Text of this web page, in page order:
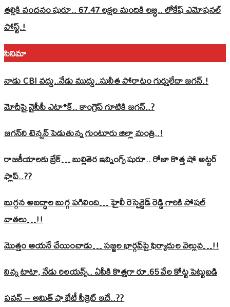
తల్లికి వందనం షురూ.. 67.47 లక్షల మందికి లబ్ధి.. లోకేష్‌ ఎమోషనల్
పోస్ట్‌.!
సినిమా
నాడు CBI వద్దు..నేడు ముద్దు..సునీత పోరాటం గుర్తులేదా జగన్.!
మోదీపై వైసీపీ ఎటా*క్.. కాంగ్రెస్ గూటికి జగన్..?
జగన్‌ని టెన్షన్‌ పెడుతున్న గుంటూరు జిల్లా మంత్రి..!
రాజకీయాలకు బ్రేక్… బుల్లితెర ఇన్నింగ్స్ షురూ.. రోజా కొత్త షో అట్టర్
ఫ్లాప్..??
బుగ్గన అబద్ధాల బుగ్గ పగిలింది… హైలీ రెస్పెక్టెడ్‌ రెడ్డి గారికి సోషల్‌
వాతలు…!!
మొత్తం ఆయనే చేయించాడు… సజ్జల భార్గవ్‌పై ఫిర్యాదుల వెల్లువ…!!
నిన్న టాటా, నేడు రిలయన్స్.. ఏపీకి కొత్తగా రూ.65 వేల కోట్ట పెట్టుబడి
పవన్‌ – అమిత్‌ షా భేటీ సీక్రెట్‌ ఇదే..??